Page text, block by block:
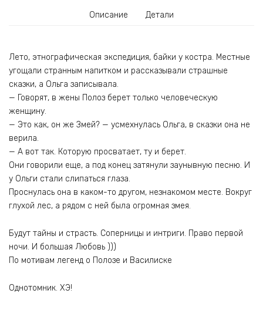
Описание Детали
Лето, этнографическая экспедиция, байки у костра. Местные
угощали странным напитком и рассказывали страшные
сказки, а Ольга записывала.
— Говорят, в жены Полоз берет только человеческую
женщину.
— Это как, он же Змей? — усмехнулась Ольга, в сказки она не
верила.
— А вот так. Которую просватает, ту и берет.
Они говорили еще, а под конец затянули заунывную песню. И
у Ольги стали слипаться глаза.
Проснулась она в каком-то другом, незнакомом месте. Вокруг
глухой лес, а рядом с ней была огромная змея.
Будут тайны и страсть. Соперницы и интриги. Право первой
ночи. И большая Любовь )))
По мотивам легенд о Полозе и Василиске
Однотомник. ХЭ!